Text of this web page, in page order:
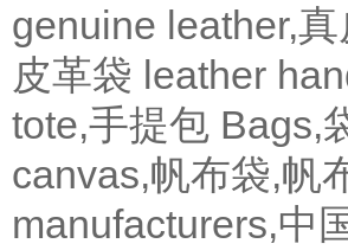
genuine leather,真
皮革袋 leather
tote,手提包 Bags,
canvas,帆布袋,帆
manufacturers,中